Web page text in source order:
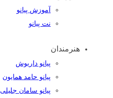
آموزش پیانو
نت پیانو
هنرمندان
پیانو داریوش
پیانو حامد همایون
پیانو سامان جلیلی